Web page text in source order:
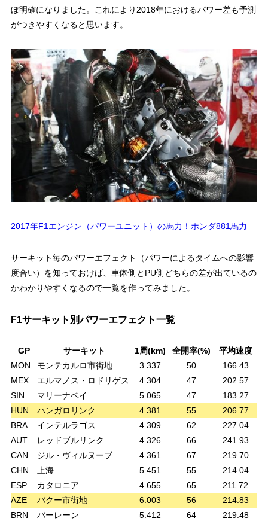
ぼ明確になりました。これにより2018年におけるパワー差も予測
がつきやすくなると思います。
2017年F1エンジン（パワーユニット）の馬力！ホンダ881馬力
サーキット毎のパワーエフェクト（パワーによるタイムへの影響
度合い）を知っておけば、車体側とPU側どちらの差が出ているの
かわかりやすくなるので一覧を作ってみました。
F1サーキット別パワーエフェクト一覧
GP サーキット 1周(km) 全開率(%) 平均速度
MON
モンテカルロ市街地 3.337 50
166.43
MEX
エルマノス・ロドリゲス 4.304 47
202.57
SIN
マリーナベイ 5.065 47
183.27
HUN
ハンガロリンク 4.381 55
206.77
BRA
インテルラゴス 4.309 62
227.04
AUT
レッドブルリンク 4.326 66
241.93
CAN
ジル・ヴィルヌーブ 4.361 67
219.70
CHN
上海 5.451 55
214.04
ESP
カタロニア 4.655 65
211.72
AZE
バクー市街地 6.003 56
214.83
BRN
バーレーン 5.412 64
219.48